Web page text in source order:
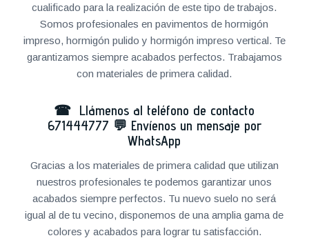
cualificado para la realización de este tipo de trabajos.
Somos profesionales en pavimentos de hormigón
impreso, hormigón pulido y hormigón impreso vertical. Te
garantizamos siempre acabados perfectos. Trabajamos
con materiales de primera calidad.
☎ Llámenos al teléfono de contacto
671444777 💬 Envíenos un mensaje por
WhatsApp
Gracias a los materiales de primera calidad que utilizan
nuestros profesionales te podemos garantizar unos
acabados siempre perfectos. Tu nuevo suelo no será
igual al de tu vecino, disponemos de una amplia gama de
colores y acabados para lograr tu satisfacción.